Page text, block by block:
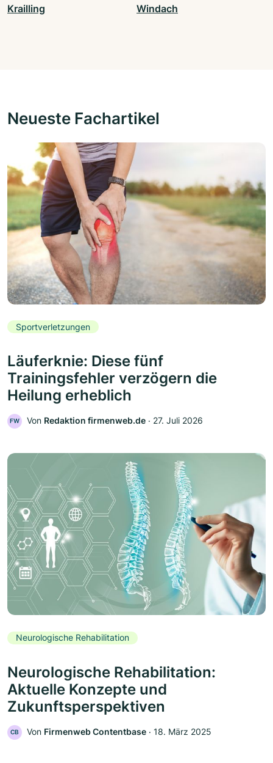
Krailling Windach
Neueste Fachartikel
Sportverletzungen
Läuferknie: Diese fünf
Trainingsfehler verzögern die
Heilung erheblich
FW Von Redaktion firmenweb.de ‧ 27. Juli 2026
Neurologische Rehabilitation
Neurologische Rehabilitation:
Aktuelle Konzepte und
Zukunftsperspektiven
CB Von Firmenweb Contentbase ‧ 18. März 2025